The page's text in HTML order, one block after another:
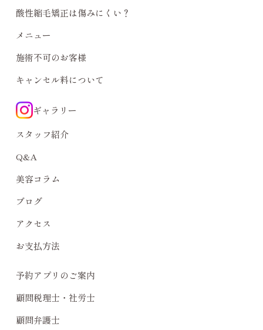
酸性縮毛矯正は傷みにくい？
メニュー
施術不可のお客様
キャンセル料について
ギャラリー
スタッフ紹介
Q&A
美容コラム
ブログ
アクセス
お支払方法
予約アプリのご案内
顧問税理士・社労士
顧問弁護士